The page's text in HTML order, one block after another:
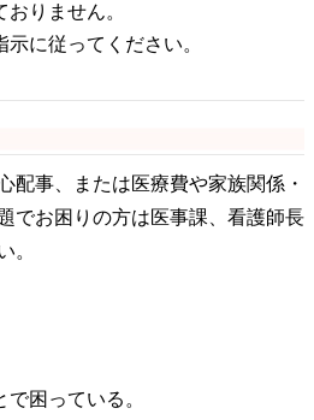
りません。
に従ってください。
配事、または医療費や家族関係・
でお困りの方は医事課、看護師長
。
困っている。